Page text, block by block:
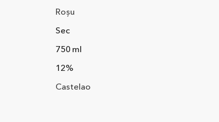
Roșu
Sec
750 ml
12%
Castelao